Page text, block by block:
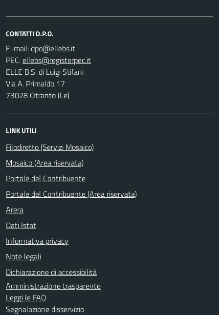
CONTATTI D.P.O.
E-mail:
PEC:
ELLE B.S. di Luigi Stifani
Via A. Primaldo 17
73028 Otranto (Le)
LINK UTILI
Filodiretto (Servizi Mosaico)
Mosaico (Area riservata)
Portale del Contribuente
Portale del Contribuente (Area riservata)
Arera
Dati Istat
Informativa privacy
Note legali
Dichiarazione di accessibilità
Amministrazione trasparente
Leggi le FAQ
Segnalazione disservizio